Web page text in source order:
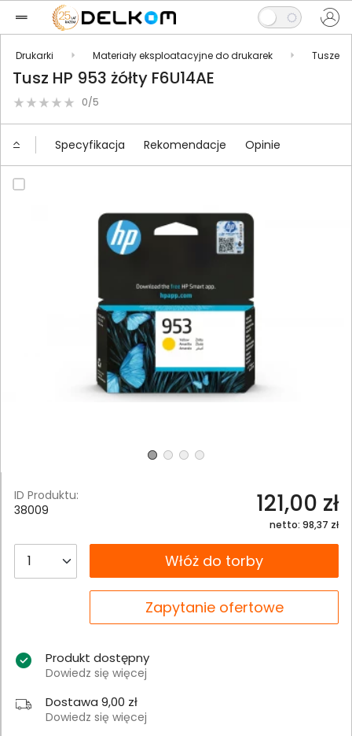
Drukarki Materiały eksploatacyjne do drukarek Tusze
Tusz HP 953 żółty F6U14AE
0/5
Specyfikacja Rekomendacje Opinie
ID Produktu:
38009
121,00 zł
netto: 98,37 zł
__B2C.PRODUCT.QUANTITYWłóż do torby
Zapytanie ofertowe
Produkt dostępny
Dowiedz się więcej
Dostawa 9,00 zł
Dowiedz się więcej